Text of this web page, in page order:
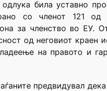
била уставно
со членот 121 од
за членство во ЕУ.
од неговиот краен
на правото и
предвидувал